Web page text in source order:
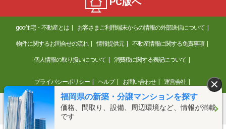
福岡県の新築・分譲マンションを探す
価格、間取り、設備、周辺環境など、情報が満載
です
goo住宅・不動産とは お客さまご利用端末からの情報の外部送信について
物件に関するお問合せの流れ 情報提供元 不動産情報に関する免責事項
個人情報の取り扱いについて 消費税に関する表記について
プライバシーポリシー ヘルプ お問い合わせ 運営会社
©NTT DOCOMO